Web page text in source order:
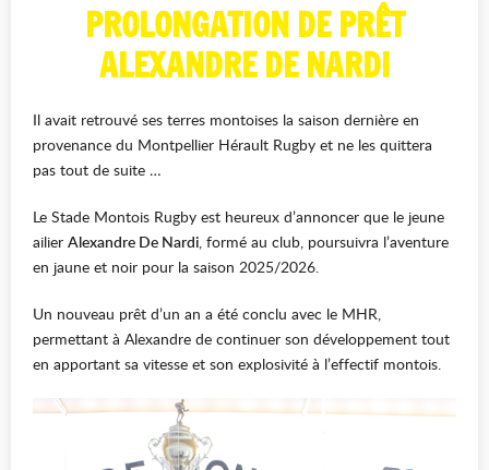
PROLONGATION DE PRÊT
ALEXANDRE DE NARDI
Il avait retrouvé ses terres montoises la saison dernière en
provenance du Montpellier Hérault Rugby et ne les quittera
pas tout de suite …
Le Stade Montois Rugby est heureux d’annoncer que le jeune
ailier Alexandre De Nardi, formé au club, poursuivra l’aventure
en jaune et noir pour la saison 2025/2026.
Un nouveau prêt d’un an a été conclu avec le MHR,
permettant à Alexandre de continuer son développement tout
en apportant sa vitesse et son explosivité à l’effectif montois.